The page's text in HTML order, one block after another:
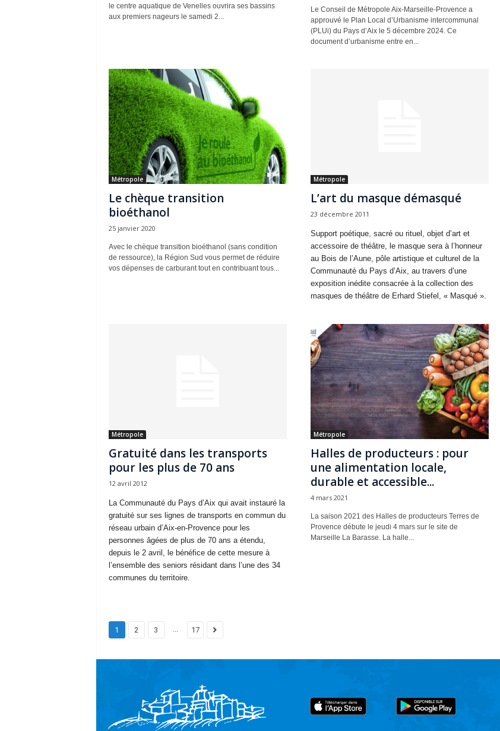
le centre aquatique de Venelles ouvrira ses bassins
aux premiers nageurs le samedi 2...
Le Conseil de Métropole Aix-Marseille-Provence a
approuvé le Plan Local d’Urbanisme intercommunal
(PLUi) du Pays d’Aix le 5 décembre 2024. Ce
document d’urbanisme entre en...
Métropole
Le chèque transition
bioéthanol
25 janvier 2020
Avec le chèque transition bioéthanol (sans condition
de ressource), la Région Sud vous permet de réduire
vos dépenses de carburant tout en contribuant tous...
Métropole
L’art du masque démasqué
23 décembre 2011
Support poétique, sacré ou rituel, objet d’art et
accessoire de théâtre, le masque sera à l’honneur
au Bois de l’Aune, pôle artistique et culturel de la
Communauté du Pays d’Aix, au travers d’une
exposition inédite consacrée à la collection des
masques de théâtre de Erhard Stiefel, « Masqué ».
Métropole
Gratuité dans les transports
pour les plus de 70 ans
12 avril 2012
La Communauté du Pays d’Aix qui avait instauré la
gratuité sur ses lignes de transports en commun du
réseau urbain d’Aix-en-Provence pour les
personnes âgées de plus de 70 ans a étendu,
depuis le 2 avril, le bénéfice de cette mesure à
l’ensemble des seniors résidant dans l’une des 34
communes du territoire.
Métropole
Halles de producteurs : pour
une alimentation locale,
durable et accessible...
4 mars 2021
La saison 2021 des Halles de producteurs Terres de
Provence débute le jeudi 4 mars sur le site de
Marseille La Barasse. La halle...
1 2 3 ... 17